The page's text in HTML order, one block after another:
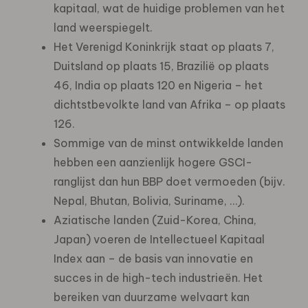
kapitaal, wat de huidige problemen van het
land weerspiegelt.
Het Verenigd Koninkrijk staat op plaats 7,
Duitsland op plaats 15, Brazilië op plaats
46, India op plaats 120 en Nigeria – het
dichtstbevolkte land van Afrika – op plaats
126.
Sommige van de minst ontwikkelde landen
hebben een aanzienlijk hogere GSCI-
ranglijst dan hun BBP doet vermoeden (bijv.
Nepal, Bhutan, Bolivia, Suriname, …).
Aziatische landen (Zuid-Korea, China,
Japan) voeren de Intellectueel Kapitaal
Index aan – de basis van innovatie en
succes in de high-tech industrieën. Het
bereiken van duurzame welvaart kan